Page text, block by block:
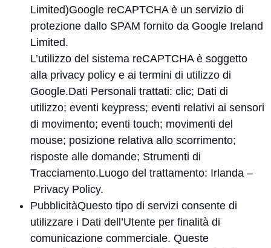
Limited)Google reCAPTCHA è un servizio di
protezione dallo SPAM fornito da Google Ireland
Limited.
L’utilizzo del sistema reCAPTCHA è soggetto
alla privacy policy e ai termini di utilizzo di
Google.Dati Personali trattati: clic; Dati di
utilizzo; eventi keypress; eventi relativi ai sensori
di movimento; eventi touch; movimenti del
mouse; posizione relativa allo scorrimento;
risposte alle domande; Strumenti di
Tracciamento.Luogo del trattamento: Irlanda –
Privacy Policy.
PubblicitàQuesto tipo di servizi consente di
utilizzare i Dati dell’Utente per finalità di
comunicazione commerciale. Queste